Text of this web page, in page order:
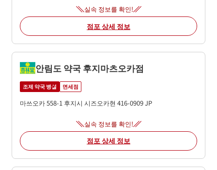
실속 정보를 확인!
점포 상세 정보
안림도 약국 후지마츠오카점
조제 약국 병설 면세점
마쓰오카 558-1 후지시 시즈오카현 416-0909JP
실속 정보를 확인!
점포 상세 정보